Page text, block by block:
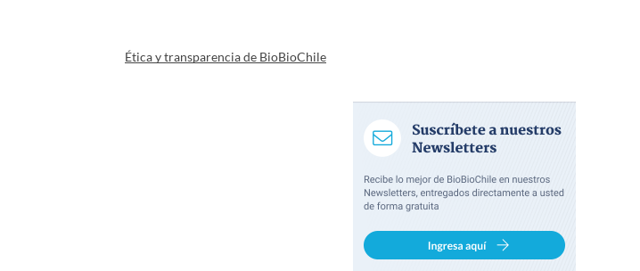
Ética y transparencia de BioBioChile